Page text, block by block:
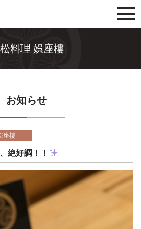
料理 娯座樓
お知らせ
座樓
絶好調！！